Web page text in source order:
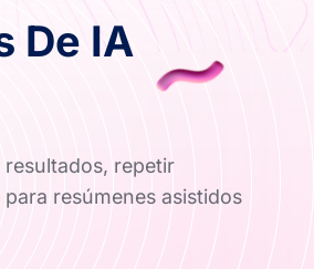
De IA
repetir
resúmenes asistidos